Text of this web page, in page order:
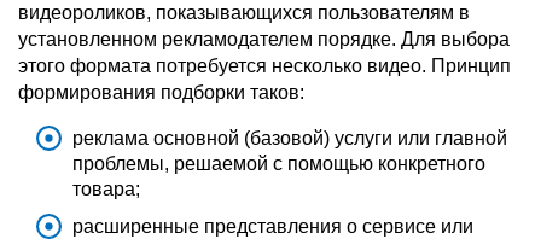
видеороликов, показывающихся пользователям в
установленном рекламодателем порядке. Для выбора
этого формата потребуется несколько видео. Принцип
формирования подборки таков:
реклама основной (базовой) услуги или главной
проблемы, решаемой с помощью конкретного
товара;
расширенные представления о сервисе или